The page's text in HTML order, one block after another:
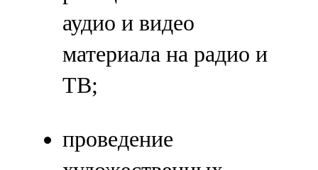
аудио и видео
материала на радио и
ТВ;
проведение